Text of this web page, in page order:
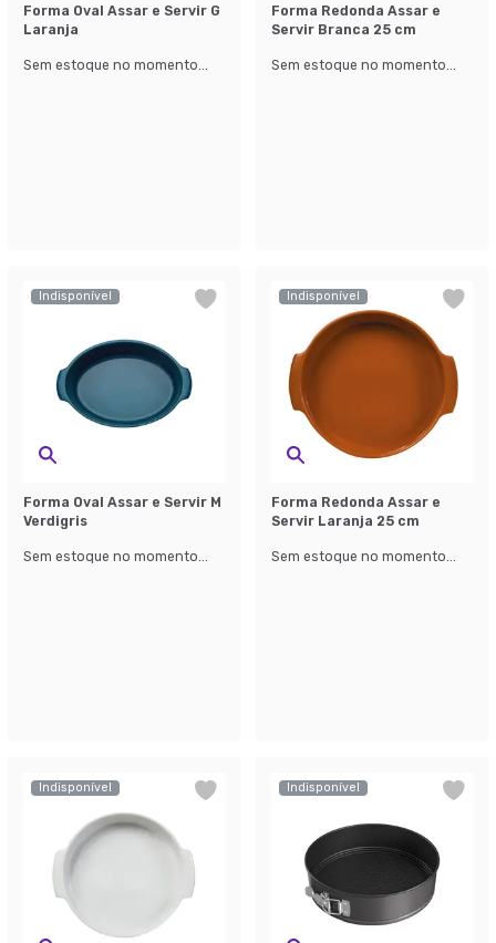
Forma Oval Assar e Servir G
Laranja
Sem estoque no momento...
Forma Redonda Assar e
Servir Branca 25 cm
Sem estoque no momento...
Indisponível
Forma Oval Assar e Servir M
Verdigris
Sem estoque no momento...
Indisponível
Forma Redonda Assar e
Servir Laranja 25 cm
Sem estoque no momento...
Indisponível Indisponível